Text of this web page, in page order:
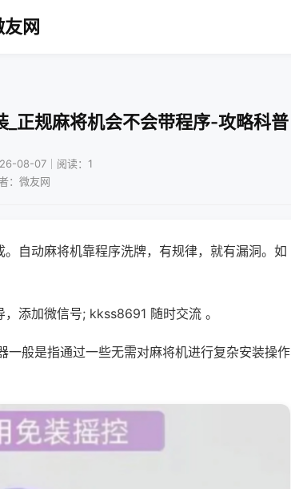
友网
正规麻将机会不会带程序-攻略科普
08-07｜阅读：1
：微友网
自动麻将机靠程序洗牌，有规律，就有漏洞。如
添加微信号; kkss8691 随时交流 。
一般是指通过一些无需对麻将机进行复杂安装操作